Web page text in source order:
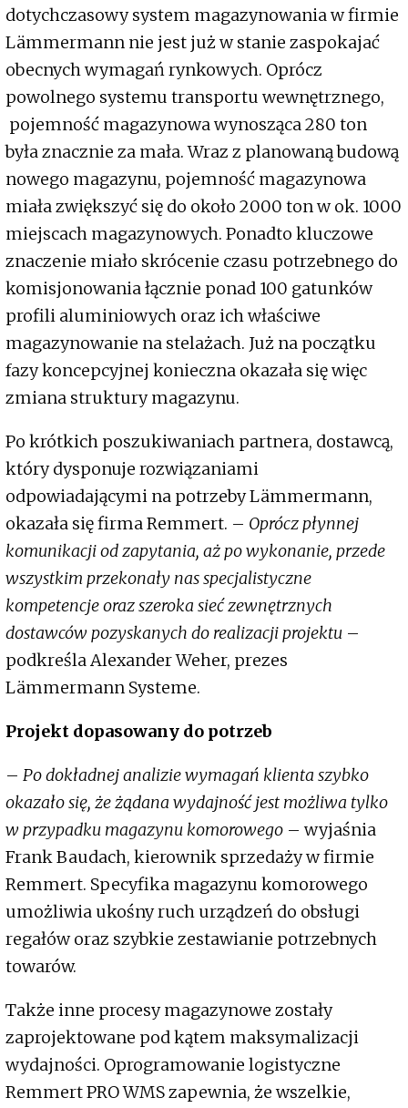
dotychczasowy system magazynowania w firmie
Lämmermann nie jest już w stanie zaspokajać
obecnych wymagań rynkowych. Oprócz
powolnego systemu transportu wewnętrznego,
pojemność magazynowa wynosząca 280 ton
była znacznie za mała. Wraz z planowaną budową
nowego magazynu, pojemność magazynowa
miała zwiększyć się do około 2000 ton w ok. 1000
miejscach magazynowych. Ponadto kluczowe
znaczenie miało skrócenie czasu potrzebnego do
komisjonowania łącznie ponad 100 gatunków
profili aluminiowych oraz ich właściwe
magazynowanie na stelażach. Już na początku
fazy koncepcyjnej konieczna okazała się więc
zmiana struktury magazynu.
Po krótkich poszukiwaniach partnera, dostawcą,
który dysponuje rozwiązaniami
odpowiadającymi na potrzeby Lämmermann,
okazała się firma Remmert. – Oprócz płynnej
komunikacji od zapytania, aż po wykonanie, przede
wszystkim przekonały nas specjalistyczne
kompetencje oraz szeroka sieć zewnętrznych
dostawców pozyskanych do realizacji projektu –
podkreśla Alexander Weher, prezes
Lämmermann Systeme.
Projekt dopasowany do potrzeb
– Po dokładnej analizie wymagań klienta szybko
okazało się, że żądana wydajność jest możliwa tylko
w przypadku magazynu komorowego – wyjaśnia
Frank Baudach, kierownik sprzedaży w firmie
Remmert. Specyfika magazynu komorowego
umożliwia ukośny ruch urządzeń do obsługi
regałów oraz szybkie zestawianie potrzebnych
towarów.
Także inne procesy magazynowe zostały
zaprojektowane pod kątem maksymalizacji
wydajności. Oprogramowanie logistyczne
Remmert PRO WMS zapewnia, że wszelkie,